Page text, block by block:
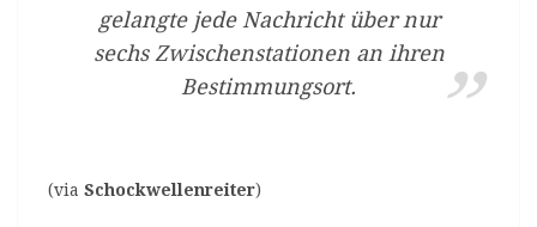
gelangte jede Nachricht über nur
sechs Zwischenstationen an ihren
Bestimmungsort.
(via Schockwellenreiter)